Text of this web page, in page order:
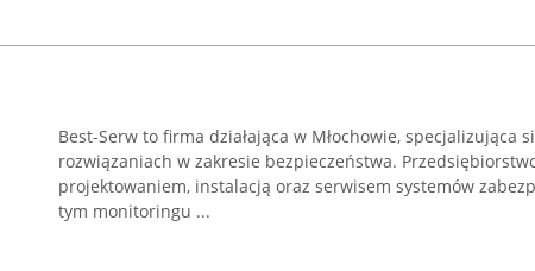
Best-Serw to firma działająca w Młochowie, specjalizująca
rozwiązaniach w zakresie bezpieczeństwa.
projektowaniem, instalacją oraz serwisem systemów
tym monitoringu ...